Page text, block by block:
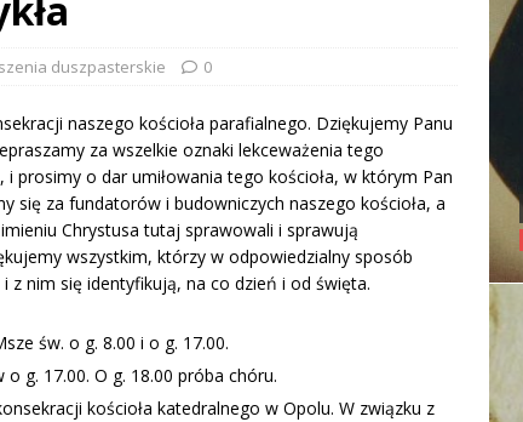
duszpasterskie 0
naszego kościoła parafialnego. Dziękujemy Panu
za wszelkie oznaki lekceważenia tego
prosimy o dar umiłowania tego kościoła, w którym Pan
się za fundatorów i budowniczych naszego kościoła, a
Chrystusa tutaj sprawowali i sprawują
wszystkim, którzy w odpowiedzialny sposób
z nim się identyfikują, na co dzień i od święta.
św. o g. 8.00 i o g. 17.00.
g. 17.00. O g. 18.00 próba chóru.
kościoła katedralnego w Opolu. W związku z